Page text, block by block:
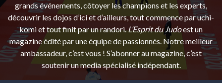
grands événements, côtoyer les champions et les experts,
découvrir les dojos d’ici et d’ailleurs, tout commence par uchi-
komi et tout finit par un randori.L’Esprit du Judoest un
magazine édité par une équipe de passionnés. Notre meilleur
ambassadeur, c’est vous ! S’abonner au magazine, c’est
soutenir un media spécialisé indépendant.